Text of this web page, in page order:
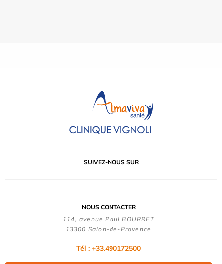
SUIVEZ-NOUS SUR
NOUS CONTACTER
114, avenue Paul BOURRET
13300 Salon-de-Provence
Tél : +33.490172500